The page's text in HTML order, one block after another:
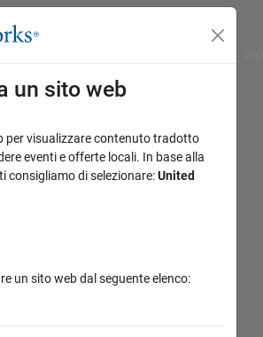
un sito web
per visualizzare contenuto tradotto
eventi e offerte locali. In base alla
consigliamo di selezionare:United
un sito web dal seguente elenco: